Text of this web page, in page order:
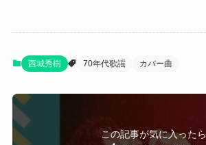
西城秀樹 70年代歌謡 カバー曲
この記事が気に入ったら